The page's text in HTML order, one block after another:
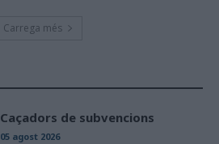
Carrega més
Caçadors de subvencions
05 agost 2026